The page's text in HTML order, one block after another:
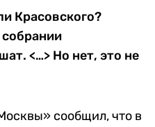
Красовского?
<…> Но нет, это не
сообщил, что в